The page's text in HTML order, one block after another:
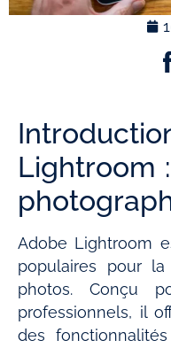
Lightroom
Adobe Lightroom
populaires pour
photos. Conçu
professionnels, il
des